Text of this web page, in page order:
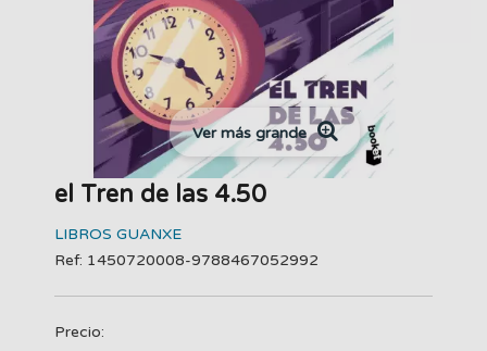
Ver más grande
el Tren de las 4.50
LIBROS GUANXE
Ref: 1450720008-9788467052992
Precio: